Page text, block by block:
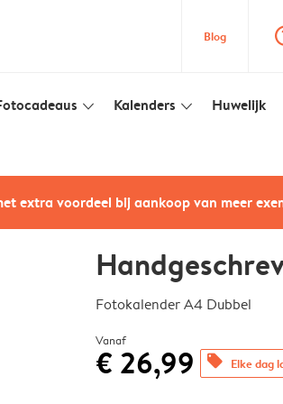
Blog
slim_arrow_down Kalenders slim_arrow_down Huwelijk
extra voordeel bij aankoop van meer
Fotokalender A4 Dubbel
Vanaf
€ 26,99 offers Elke dag